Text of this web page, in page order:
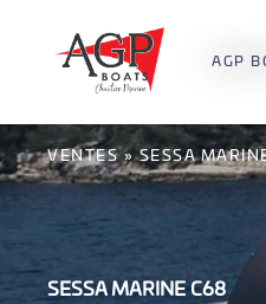
AGP
VENTES»SESSA
SESSA MARINE C68